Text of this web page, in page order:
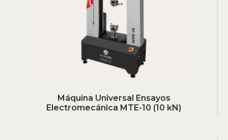
Máquina Universal Ensayos
Electromecánica MTE-10 (10 kN)